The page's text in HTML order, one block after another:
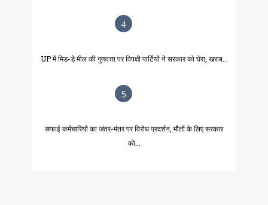
4
UP में मिड-डे मील की गुणवत्ता पर विपक्षी पार्टियों ने सरकार को घेरा, खराब...
5
सफाई कर्मचारियों का जंतर-मंतर पर विरोध प्रदर्शन, मौतों के लिए सरकार
को...